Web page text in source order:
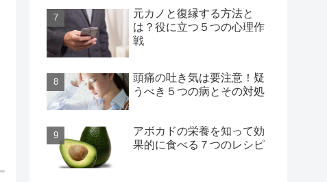
元カノと復縁する方法と
は？役に立つ５つの心理作
戦
頭痛の吐き気は要注意！疑
うべき５つの病とその対処
アボカドの栄養を知って効
果的に食べる７つのレシピ